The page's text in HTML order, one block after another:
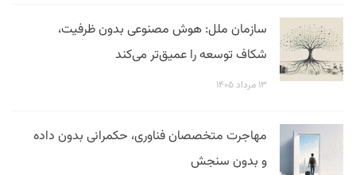
سازمان ملل: هوش مصنوعی بدون ظرفیت،
شکاف توسعه را عمیق‌تر می‌کند
۱۳ مرداد ۱۴۰۵
مهاجرت متخصصان فناوری، حکمرانی بدون داده
و بدون سنجش